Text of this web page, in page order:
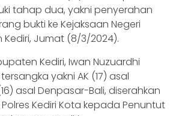
tahap dua, yakni penyerahan
bukti ke Kejaksaan Negeri
Jumat (8/3/2024).
Kediri, Iwan Nuzuardhi
yakni AK (17) asal
asal Denpasar-Bali, diserahkan
Kediri Kota kepada Penuntut